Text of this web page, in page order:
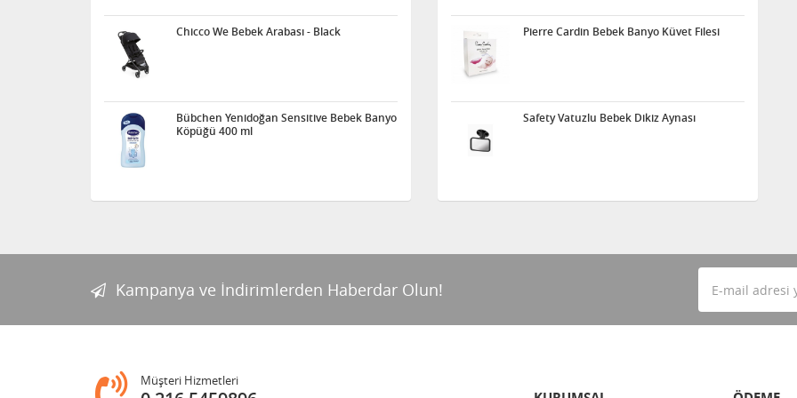
Chicco We Bebek Arabası - Black
Bübchen Yenidoğan Sensitive Bebek Banyo
Köpüğü 400 ml
Pierre Cardin Bebek Banyo Küvet Filesi
Safety Vatuzlu Bebek Dikiz Aynası
Kampanya ve İndirimlerden Haberdar Olun!
Müşteri Hizmetleri